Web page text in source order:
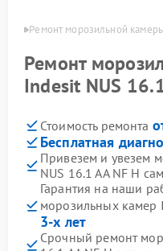
Ремонт морозильной
Ремонт
Indesit NUS
Стоимость ремонта
Бесплатная
Привезем и увезем
NUS 16.1 AA NF H
Гарантия на наши
морозильных камер
3-х лет
Срочный ремонт